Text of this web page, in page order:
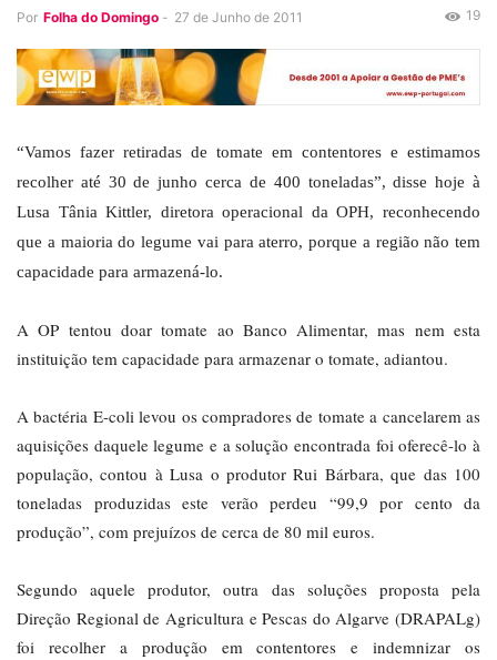
Por Folha do Domingo - 27 de Junho de 2011 19
“Vamos fazer retiradas de tomate em contentores e estimamos
recolher até 30 de junho cerca de 400 toneladas”, disse hoje à
Lusa Tânia Kittler, diretora operacional da OPH, reconhecendo
que a maioria do legume vai para aterro, porque a região não tem
capacidade para armazená-lo.
A OP tentou doar tomate ao Banco Alimentar, mas nem esta
instituição tem capacidade para armazenar o tomate, adiantou.
A bactéria E-coli levou os compradores de tomate a cancelarem as
aquisições daquele legume e a solução encontrada foi oferecê-lo à
população, contou à Lusa o produtor Rui Bárbara, que das 100
toneladas produzidas este verão perdeu “99,9 por cento da
produção”, com prejuízos de cerca de 80 mil euros.
Segundo aquele produtor, outra das soluções proposta pela
Direção Regional de Agricultura e Pescas do Algarve (DRAPALg)
foi recolher a produção em contentores e indemnizar os